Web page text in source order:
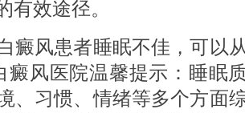
有效途径。
风患者睡眠不佳，可以
癜风医院温馨提示：睡眠
、习惯、情绪等多个方面